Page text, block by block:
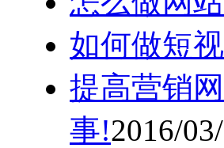
如何做短
提高营销
事!2016/